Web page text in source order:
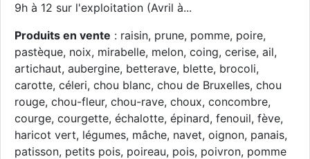
9h à 12 sur l'exploitation (Avril à...
Produits en vente : raisin, prune, pomme, poire,
pastèque, noix, mirabelle, melon, coing, cerise, ail,
artichaut, aubergine, betterave, blette, brocoli,
carotte, céleri, chou blanc, chou de Bruxelles, chou
rouge, chou-fleur, chou-rave, choux, concombre,
courge, courgette, échalotte, épinard, fenouil, fève,
haricot vert, légumes, mâche, navet, oignon, panais,
patisson, petits pois, poireau, pois, poivron, pomme